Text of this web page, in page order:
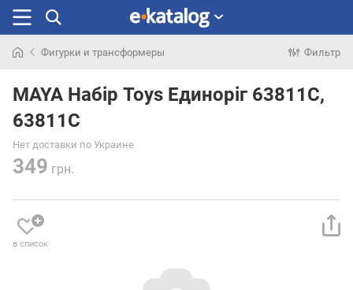
раньше
Фигурки и трансформеры Фильтр
MAYA Набір Toys Единоріг 63811C,
63811C
Нет доставки по Украине
349 грн.
в список